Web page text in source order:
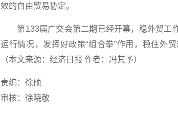
效的自由贸易协定。
第133届广交会第二期已经开幕，稳外贸工
运行情况，发挥好政策“组合拳”作用，稳住外
（本文来源：经济日报 作者：冯其予）
责编：徐硕
审核：徐晓敬